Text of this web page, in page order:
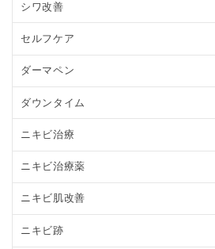
シワ改善
セルフケア
ダーマペン
ダウンタイム
ニキビ治療
ニキビ治療薬
ニキビ肌改善
ニキビ跡